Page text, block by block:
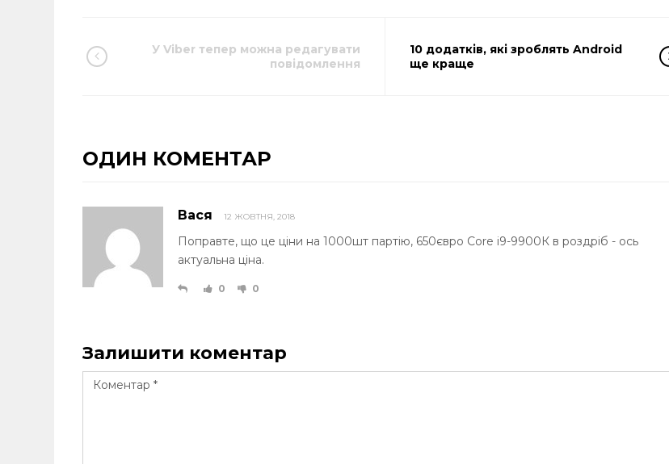
У Viber тепер можна редагувати
повідомлення
10 додатків, які зроблять Android
ще краще
ОДИН КОМЕНТАР
Вася 12 ЖОВТНЯ, 2018
Поправте, що це ціни на 1000шт партію, 650євро Core i9-9900К в роздріб - ось
актуальна ціна.
0 0
Залишити коментар